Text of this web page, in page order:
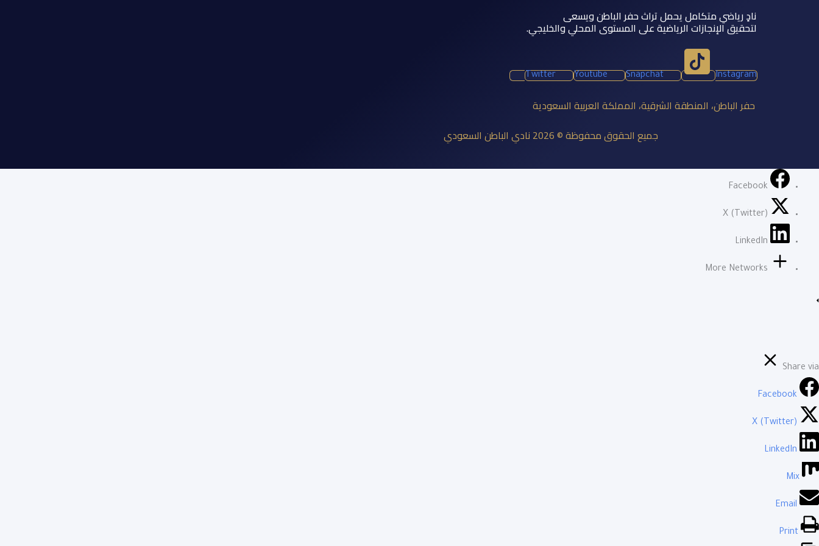
نادٍ رياضي متكامل يحمل تراث حفر الباطن ويسعى
لتحقيق الإنجازات الرياضية على المستوى المحلي والخليجي.
Twitter Youtube Snapchat Instagram
حفر الباطن، المنطقة الشرقية، المملكة العربية السعودية
جميع الحقوق محفوظة © 2026 نادي الباطن السعودي
Facebook
X (Twitter)
LinkedIn
More Networks
Share via
Facebook
X (Twitter)
LinkedIn
Mix
Email
Print